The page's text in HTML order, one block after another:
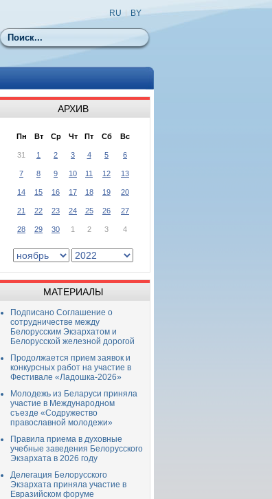
Поиск
RU BY
АРХИВ
Пн Вт Ср Чт Пт Сб Вс
31 1 2 3 4 5 6
7 8 9 10 11 12 13
14 15 16 17 18 19 20
21 22 23 24 25 26 27
28 29 30 1 2 3 4
МАТЕРИАЛЫ
Подписано Соглашение о
сотрудничестве между
Белорусским Экзархатом и
Белорусской железной дорогой
Продолжается прием заявок и
конкурсных работ на участие в
Фестивале «Ладошка-2026»
Молодежь из Беларуси приняла
участие в Международном
съезде «Содружество
православной молодежи»
Правила приема в духовные
учебные заведения Белорусского
Экзархата в 2026 году
Делегация Белорусского
Экзархата приняла участие в
Евразийском форуме